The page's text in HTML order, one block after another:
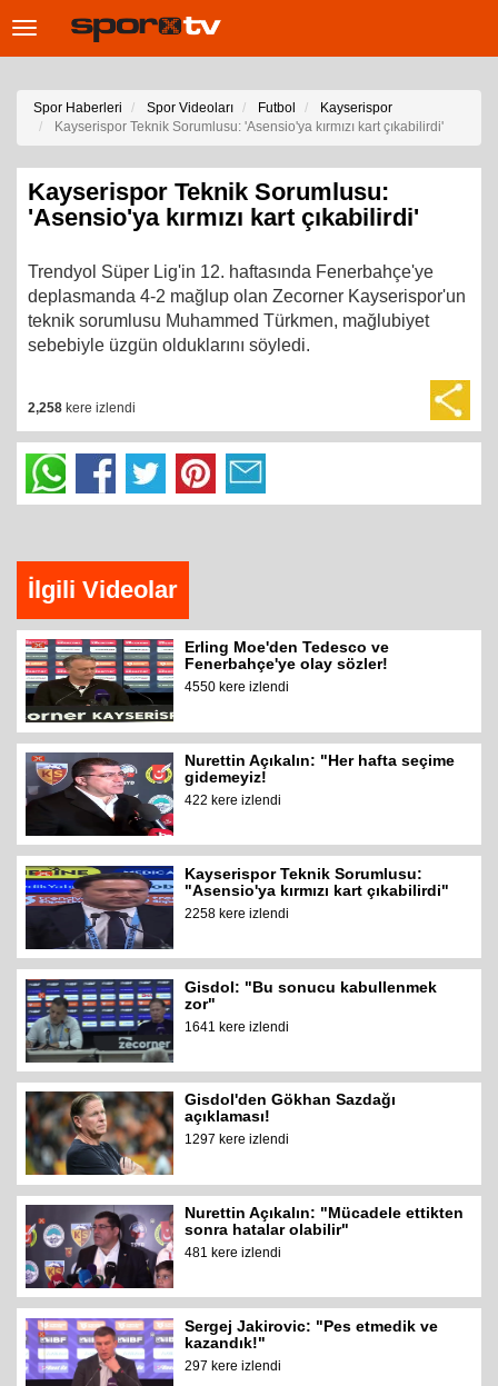
Toggle
Spor Haberleri Spor Videoları Futbol
Kayserispor
Kayserispor Teknik Sorumlusu: 'Asensio'ya kırmızı kart çıkabilirdi'
Kayserispor Teknik Sorumlusu:
'Asensio'ya kırmızı kart çıkabilirdi'
Trendyol Süper Lig'in 12. haftasında Fenerbahçe'ye
deplasmanda 4-2 mağlup olan Zecorner Kayserispor'un
teknik sorumlusu Muhammed Türkmen, mağlubiyet
sebebiyle üzgün olduklarını söyledi.
2,258 kere izlendi
İlgili Videolar
Erling Moe'den Tedesco ve
Fenerbahçe'ye olay sözler!
4550 kere izlendi
Nurettin Açıkalın: "Her hafta seçime
gidemeyiz!
422 kere izlendi
Kayserispor Teknik Sorumlusu:
"Asensio'ya kırmızı kart çıkabilirdi"
2258 kere izlendi
Gisdol: "Bu sonucu kabullenmek
zor"
1641 kere izlendi
Gisdol'den Gökhan Sazdağı
açıklaması!
1297 kere izlendi
Nurettin Açıkalın: "Mücadele ettikten
sonra hatalar olabilir"
481 kere izlendi
Sergej Jakirovic: "Pes etmedik ve
kazandık!"
297 kere izlendi